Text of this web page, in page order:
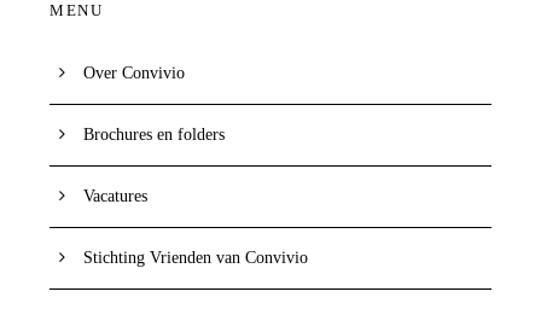
MENU
Over Convivio
Brochures en folders
Vacatures
Stichting Vrienden van Convivio